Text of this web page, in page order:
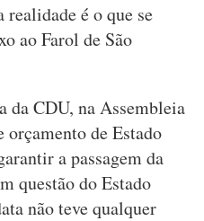
realidade é o que se
ao Farol de São
da CDU, na Assembleia
orçamento de Estado
a passagem da
questão do Estado
não teve qualquer